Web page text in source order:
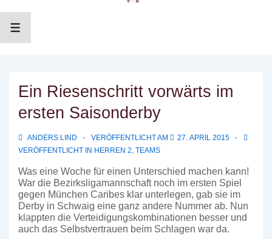
InhaltMENÜ
Ein Riesenschritt vorwärts im
ersten Saisonderby
ANDERS LIND VERÖFFENTLICHT AM
27. APRIL 2015
VERÖFFENTLICHT IN HERREN 2, TEAMS
Was eine Woche für einen Unterschied machen kann!
War die Bezirksligamannschaft noch im ersten Spiel
gegen München Caribes klar unterlegen, gab sie im
Derby in Schwaig eine ganz andere Nummer ab. Nun
klappten die Verteidigungskombinationen besser und
auch das Selbstvertrauen beim Schlagen war da.